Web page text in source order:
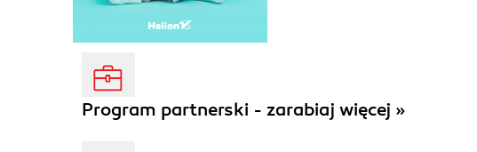
Program partnerski - zarabiaj więcej »